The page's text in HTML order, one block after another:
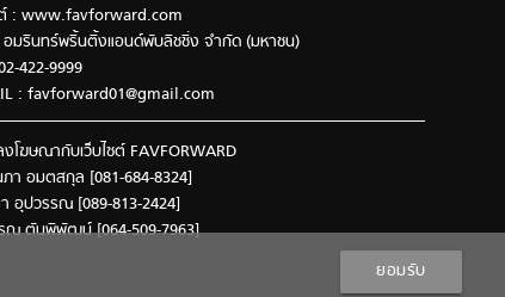
ต์ : www.favforward.com
มรินทร์พริ้นติ้งแอนด์พับลิชชิ่ง จำกัด (มหาชน)
422-9999
: favforward01@gmail.com
โฆษณากับเว็บไซต์ FAVFORWARD
ภา อมตสกุล [081-684-8324]
อุปวรรณ [089-813-2424]
ณ ตันพิพัฒน์ [064-509-7963]
ยอมรับ